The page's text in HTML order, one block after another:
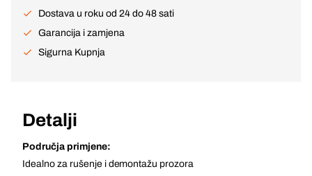
Dostava u roku od 24 do 48 sati
Garancija i zamjena
Sigurna Kupnja
Detalji
Područja primjene:
Idealno za rušenje i demontažu prozora